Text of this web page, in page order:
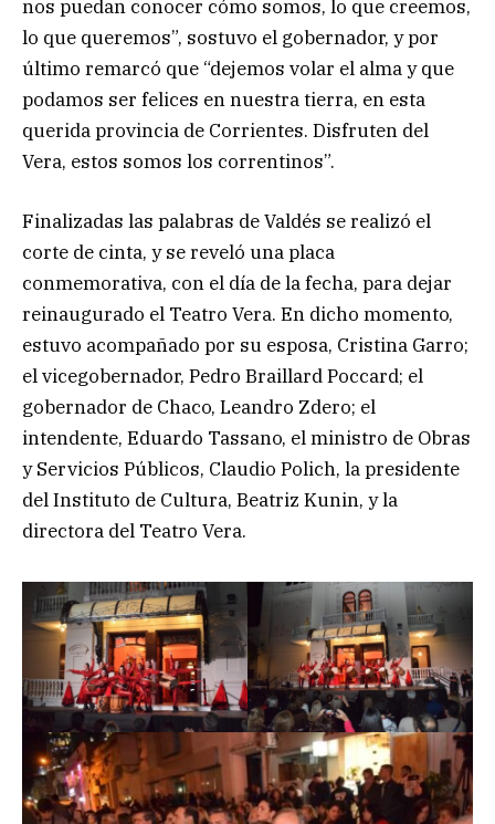
nos puedan conocer cómo somos, lo que creemos,
lo que queremos”, sostuvo el gobernador, y por
último remarcó que “dejemos volar el alma y que
podamos ser felices en nuestra tierra, en esta
querida provincia de Corrientes. Disfruten del
Vera, estos somos los correntinos”.
Finalizadas las palabras de Valdés se realizó el
corte de cinta, y se reveló una placa
conmemorativa, con el día de la fecha, para dejar
reinaugurado el Teatro Vera. En dicho momento,
estuvo acompañado por su esposa, Cristina Garro;
el vicegobernador, Pedro Braillard Poccard; el
gobernador de Chaco, Leandro Zdero; el
intendente, Eduardo Tassano, el ministro de Obras
y Servicios Públicos, Claudio Polich, la presidente
del Instituto de Cultura, Beatriz Kunin, y la
directora del Teatro Vera.